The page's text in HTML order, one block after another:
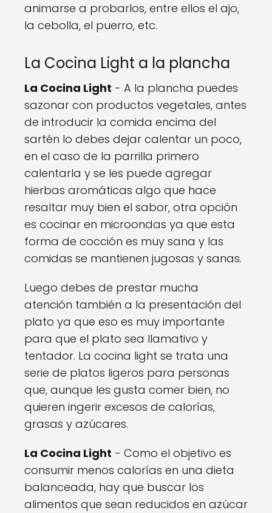
animarse a probarlos, entre ellos el ajo,
la cebolla, el puerro, etc.
La Cocina Light a la plancha
La Cocina Light - A la plancha puedes
sazonar con productos vegetales, antes
de introducir la comida encima del
sartén lo debes dejar calentar un poco,
en el caso de la parrilla primero
calentarla y se les puede agregar
hierbas aromáticas algo que hace
resaltar muy bien el sabor, otra opción
es cocinar en microondas ya que esta
forma de cocción es muy sana y las
comidas se mantienen jugosas y sanas.
Luego debes de prestar mucha
atención también a la presentación del
plato ya que eso es muy importante
para que el plato sea llamativo y
tentador. La cocina light se trata una
serie de platos ligeros para personas
que, aunque les gusta comer bien, no
quieren ingerir excesos de calorías,
grasas y azúcares.
La Cocina Light - Como el objetivo es
consumir menos calorías en una dieta
balanceada, hay que buscar los
alimentos que sean reducidos en azúcar